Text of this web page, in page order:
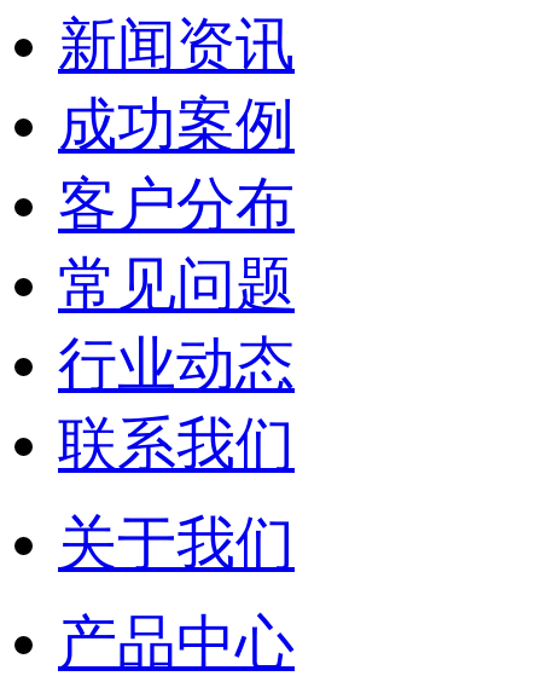
新闻资讯
成功案例
客户分布
常见问题
行业动态
联系我们
关于我们
产品中心